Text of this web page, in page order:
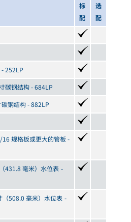
标
配
选
配
252LP
碳钢结构 - 684LP
钢结构 - 882LP
规格板或更大的管板 -
431.8 毫米）水位表 -
508.0 毫米）水位表 -